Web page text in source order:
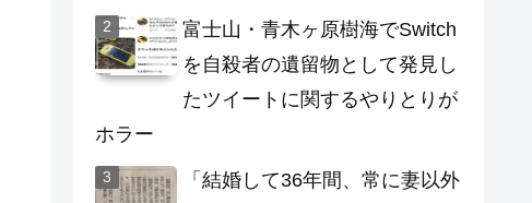
富士山・青木ヶ原樹海でSwitch
を自殺者の遺留物として発見し
たツイートに関するやりとりが
ホラー
「結婚して36年間、常に妻以外